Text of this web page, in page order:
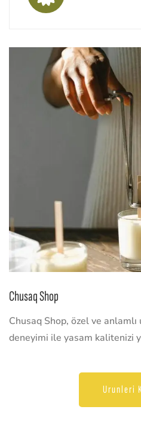
Chusaq Shop
Chusaq Shop, özel ve
deneyimi ile yasam kalitenizi
Urunleri